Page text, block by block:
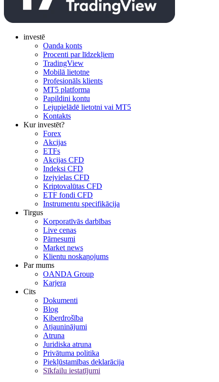
investē
Oanda konts
Procenti par līdzekļiem
TradingView
Mobilā lietotne
Profesionāls klients
MT5 platforma
Papildini kontu
Lejupielādē lietotni vai MT5
Kontakts
Kur investēt?
Forex
Akcijas
ETFs
Akcijas CFD
Indeksi CFD
Izejvielas CFD
Kriptovalūtas CFD
ETF fondi CFD
Instrumentu specifikācija
Tirgus
Korporatīvās darbības
Live cenas
Pārnesumi
Market news
Klientu noskaņojums
Par mums
OANDA Group
Karjera
Cits
Dokumenti
Blog
Kiberdrošība
Atjauninājumi
Atruna
Juridiska atruna
Privātuma politika
Piekļūstamības deklarācija
Sīkfailu iestatījumi